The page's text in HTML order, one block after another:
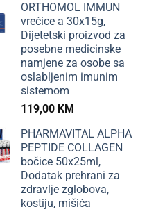
ORTHOMOL IMMUN
vrećice a 30x15g,
Dijetetski proizvod za
posebne medicinske
namjene za osobe sa
oslabljenim imunim
sistemom
119,00 KM
PHARMAVITAL ALPHA
PEPTIDE COLLAGEN
bočice 50x25ml,
Dodatak prehrani za
zdravlje zglobova,
kostiju, mišića